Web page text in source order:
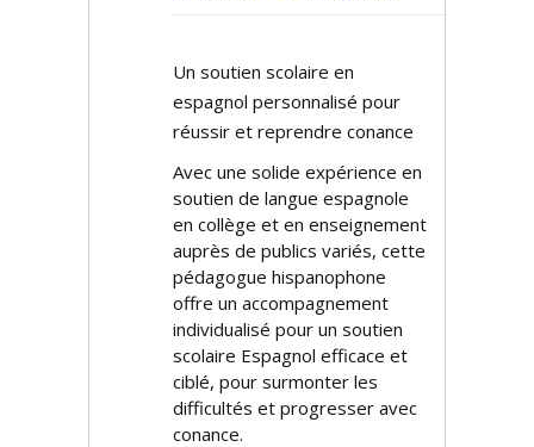
Un soutien scolaire en
espagnol personnalisé pour
réussir et reprendre confiance
Avec une solide expérience en
soutien de langue espagnole
en collège et en enseignement
auprès de publics variés, cette
pédagogue hispanophone
offre un accompagnement
individualisé pour un soutien
scolaire Espagnol efficace et
ciblé, pour surmonter les
difficultés et progresser avec
confiance.